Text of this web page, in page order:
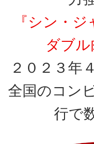
『シン・
ダブル
２０２３年
全国のコン
行で